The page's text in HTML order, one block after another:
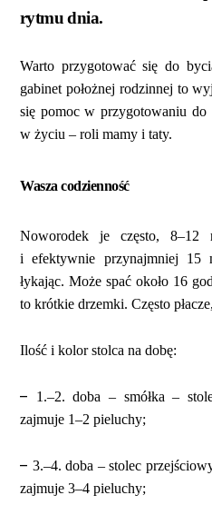
rytmu dnia.
Warto przygotować się do
gabinet położnej rodzinnej to
się pomoc w przygotowaniu do
w życiu – roli mamy i taty.
Wasza codzienność
Noworodek je często, 8–12
i efektywnie przynajmniej 15
łykając. Może spać około 16
to krótkie drzemki. Często
Ilość i kolor stolca na dobę:
–
1.–2. doba – smółka –
zajmuje 1–2 pieluchy;
– 3.–4. doba – stolec
zajmuje 3–4 pieluchy;